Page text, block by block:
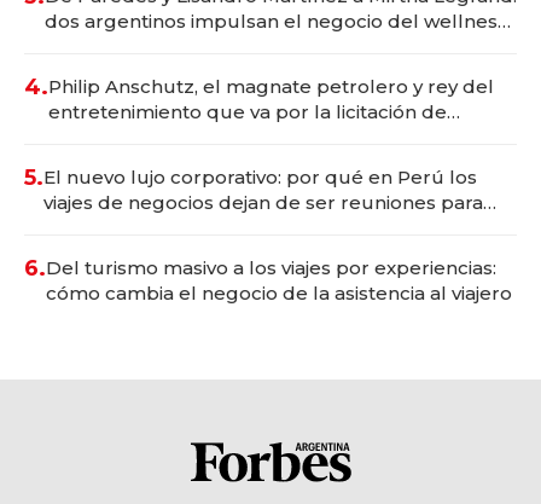
dos argentinos impulsan el negocio del wellness
4.Philip Anschutz, el magnate petrolero y rey del
entretenimiento que va por la licitación de
5.El nuevo lujo corporativo: por qué en Perú los
viajes de negocios dejan de ser reuniones para
6.Del turismo masivo a los viajes por experiencias:
cómo cambia el negocio de la asistencia al viajero